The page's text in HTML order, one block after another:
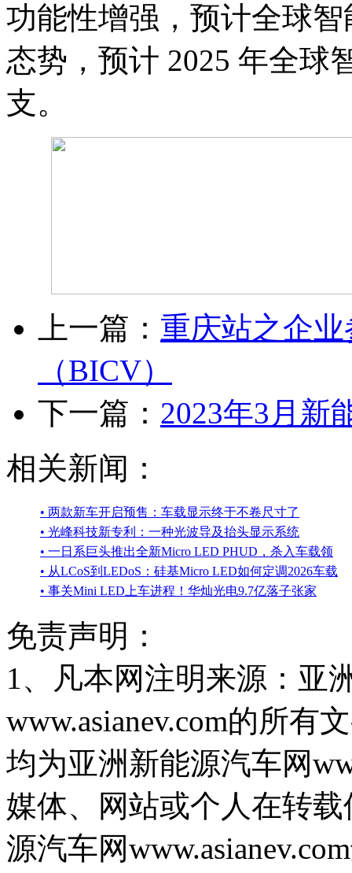
功能性增强，预计全球
态势，预计 2025 年全球
支。
上一篇： 重庆站之企
（BICV）
下一篇： 2023年3月新
相关新闻：
• 两款新车开启预售：车载显示终于不卷尺寸了
• 光峰科技新专利：一种光波导及抬头显示系统
• 一日系巨头推出全新Micro LED PHUD，杀入车载领
• 从LCoS到LEDoS：硅基Micro LED如何定调2026车载
• 事关Mini LED上车进程！华灿光电9.7亿落子张家
免责声明：
1、凡本网注明来源：亚
www.asianev.com的所有
均为亚洲新能源汽车网
媒体、网站或个人在转
源汽车网